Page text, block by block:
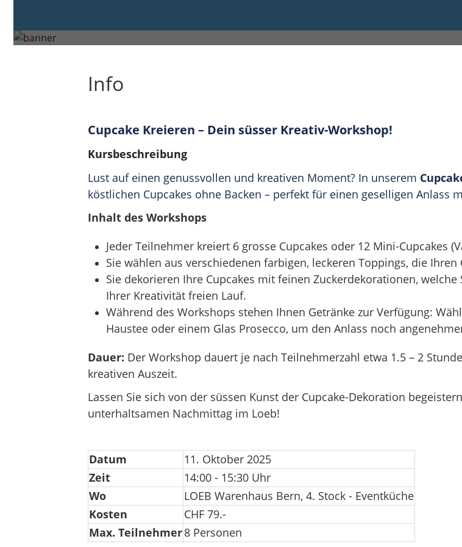
Info
Cupcake Kreieren – Dein süsser Kreativ-Workshop!
Kursbeschreibung
Lust auf einen genussvollen und kreativen Moment? In unserem
köstlichen Cupcakes ohne Backen – perfekt für einen geselligen Anlass
Inhalt des Workshops
Jeder Teilnehmer kreiert 6 grosse Cupcakes oder 12 Mini-Cupcakes
Sie wählen aus verschiedenen farbigen, leckeren Toppings, die
Sie dekorieren Ihre Cupcakes mit feinen Zuckerdekorationen,
Ihrer Kreativität freien Lauf.
Während des Workshops stehen Ihnen Getränke zur Verfügung:
Haustee oder einem Glas Prosecco, um den Anlass noch
Dauer: Der Workshop dauert je nach Teilnehmerzahl etwa 1.5 – 2
kreativen Auszeit.
Lassen Sie sich von der süssen Kunst der Cupcake-Dekoration
unterhaltsamen Nachmittag im Loeb!
Datum
11. Oktober 2025
Zeit
14:00 - 15:30 Uhr
Wo
LOEB Warenhaus Bern, 4. Stock - Eventküche
Kosten
CHF 79.-
Max. Teilnehmer8 Personen